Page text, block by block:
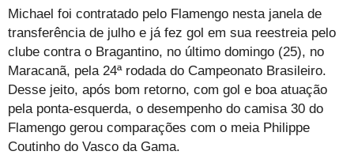
Michael foi contratado pelo Flamengo nesta janela de
transferência de julho e já fez gol em sua reestreia pelo
clube contra o Bragantino, no último domingo (25), no
Maracanã, pela 24ª rodada do Campeonato Brasileiro.
Desse jeito, após bom retorno, com gol e boa atuação
pela ponta-esquerda, o desempenho do camisa 30 do
Flamengo gerou comparações com o meia Philippe
Coutinho do Vasco da Gama.